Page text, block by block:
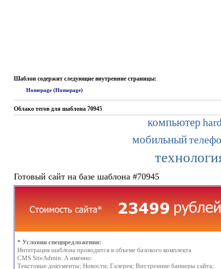
Шаблон содержит следующие внутренние страницы:
Homepage (Homepage)
Облако тегов для шаблона 70945
компьютер
мобильный
Готовый сайт на базе шаблона #70945
* Условия спецпредложения:
Интеграция шаблона проводится в объеме базового комплекта
CMS SiteAdmin. А именно:
Текстовые документы; Новости; Галерея; Внутренние баннеры сайта;